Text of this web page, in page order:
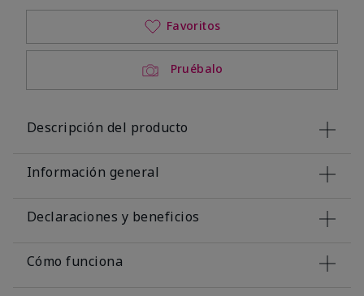
Pruébalo
Favoritos
Descripción del producto
Información general
Declaraciones y beneficios
Cómo funciona